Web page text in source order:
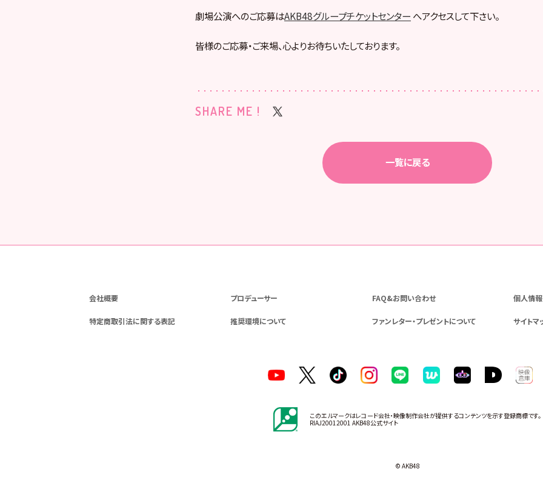
劇場公演へのご応募はAKB48グループチケットセンター へアクセスして下さい。
皆様のご応募・ご来場、心よりお待ちいたしております。
SHARE ME !
一覧に戻る
会社概要 プロデューサー FAQ&お問い合わせ 個人情
特定商取引法に関する表記 推奨環境について ファンレター・プレゼントについて サイトマ
このエルマークはレコード会社・映像制作会社が提供するコンテンツを示す登録商標です。
RIAJ20012001 AKB48公式サイト
© AKB48